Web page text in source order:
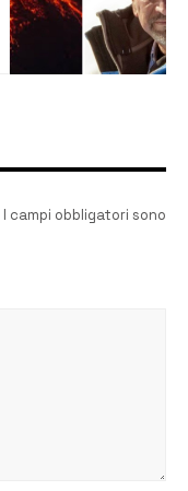
I campi obbligatori sono